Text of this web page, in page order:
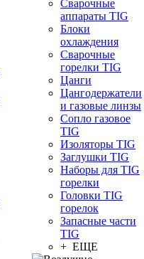
Сварочные
аппараты TIG
Блоки
охлаждения
Сварочные
горелки TIG
Цанги
Цангодержатели
и газовые линзы
Сопло газовое
TIG
Изоляторы TIG
Заглушки TIG
Наборы для TIG
горелки
Головки TIG
горелок
Запасные части
TIG
+ ЕЩЕ